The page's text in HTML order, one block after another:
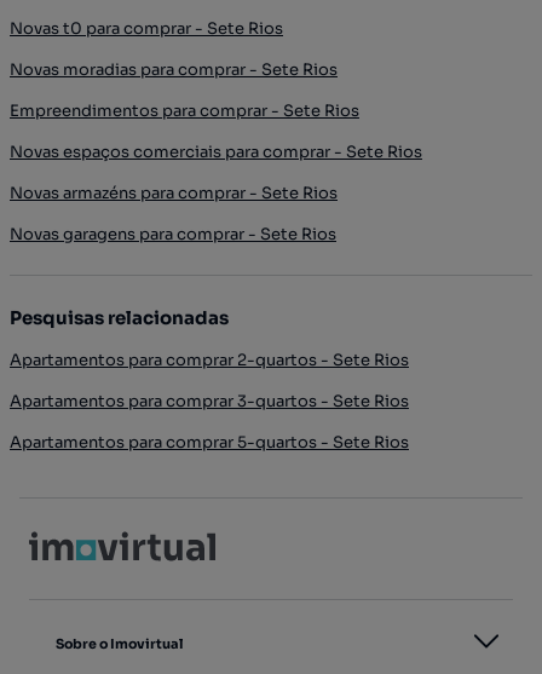
Novas t0 para comprar - Sete Rios
Novas moradias para comprar - Sete Rios
Empreendimentos para comprar - Sete Rios
Novas espaços comerciais para comprar - Sete Rios
Novas armazéns para comprar - Sete Rios
Novas garagens para comprar - Sete Rios
Pesquisas relacionadas
Apartamentos para comprar 2-quartos - Sete Rios
Apartamentos para comprar 3-quartos - Sete Rios
Apartamentos para comprar 5-quartos - Sete Rios
Sobre o Imovirtual